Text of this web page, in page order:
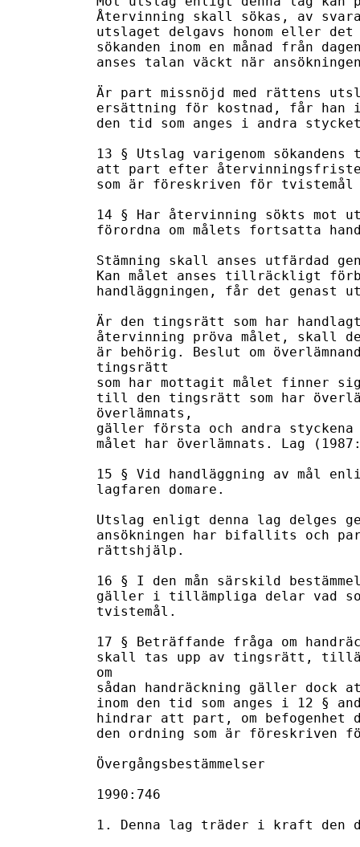
Återvinning skall sökas, av
utslaget delgavs honom eller
sökanden inom en månad från
anses talan väckt när
Är part missnöjd med rättens
ersättning för kostnad, får han i
den tid som anges i andra
13 § Utslag varigenom
att part efter
som är föreskriven för
14 § Har återvinning sökts mot
förordna om målets fortsatta
Stämning skall anses utfärdad
Kan målet anses tillräckligt
handläggningen, får det genast
Är den tingsrätt som har
återvinning pröva målet, skall
är behörig. Beslut om
tingsrätt
som har mottagit målet finner
till den tingsrätt som har
överlämnats,
gäller första och andra
målet har överlämnats. Lag
15 § Vid handläggning av mål
lagfaren domare.
Utslag enligt denna lag delges
ansökningen har bifallits och
rättshjälp.
16 § I den mån särskild
gäller i tillämpliga delar vad
tvistemål.
17 § Beträffande fråga om
skall tas upp av tingsrätt,
om
sådan handräckning gäller dock
inom den tid som anges i 12 §
hindrar att part, om
den ordning som är föreskriven
Övergångsbestämmelser
1990:746
1. Denna lag träder i kraft den